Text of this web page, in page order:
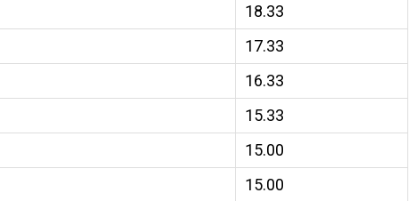
18.33
17.33
16.33
15.33
15.00
15.00